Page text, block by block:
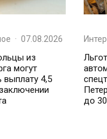
· 07.08.2026
из
могут
выплату 4,5
до